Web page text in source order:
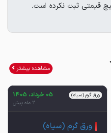
قیمتی ثبت نکرده است.
مشاهده بیشتر
ورق گرم (سیاه) 05 خرداد، 1405
2 ماه پیش
ورق گرم (سیاه)